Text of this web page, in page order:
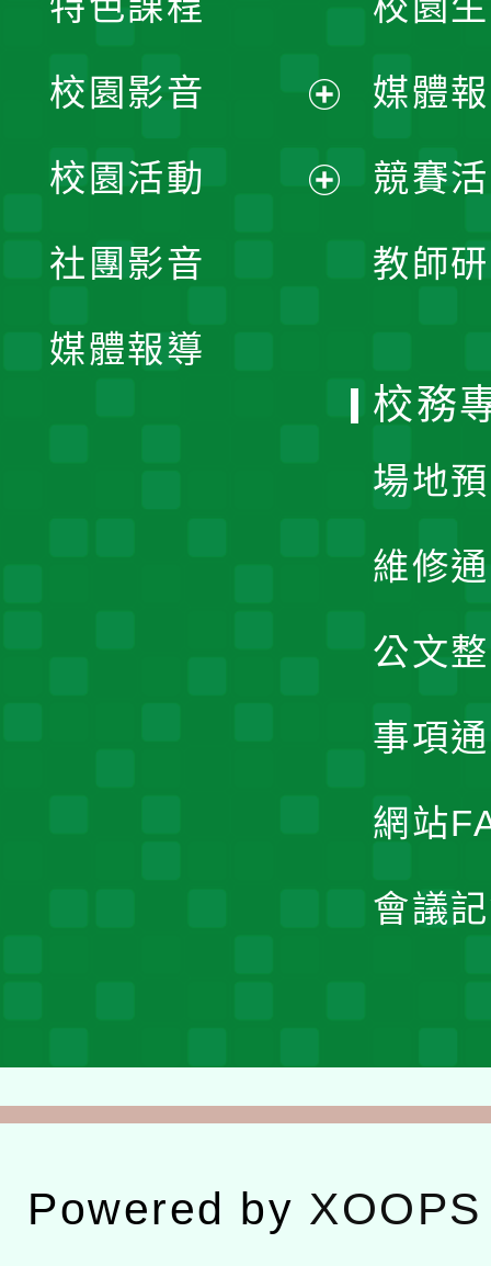
媒體
競賽
教師
校園影音
開
校園活動
社團影音
媒體報導
校務
場地
維修
公文
事項
網站
會議
Powered by XOOPS